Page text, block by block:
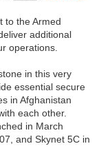
to the Armed
additional
operations.
in this very
essential secure
in Afghanistan
each other.
in March
and Skynet 5C in